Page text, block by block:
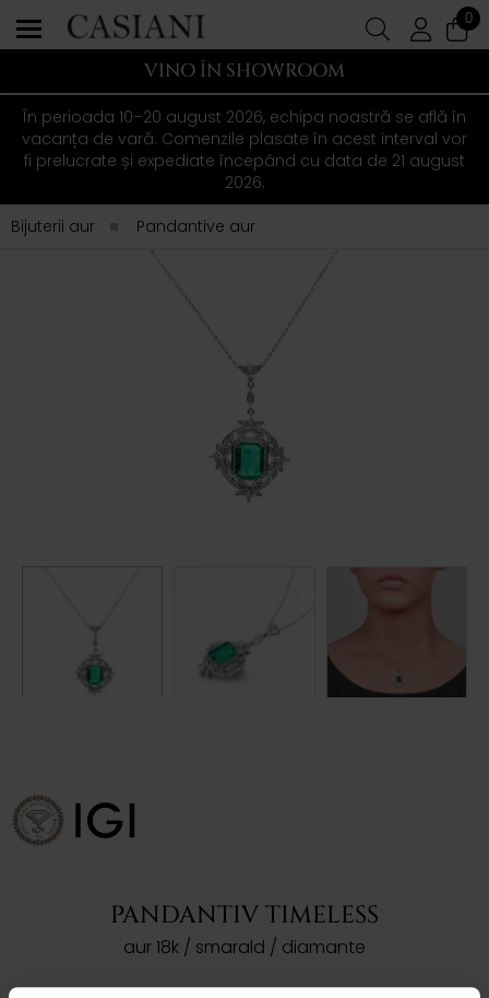
0
VINO ÎN SHOWROOM
În perioada 10–20 august 2026, echipa noastră se află în
vacanța de vară. Comenzile plasate în acest interval vor
fi prelucrate și expediate începând cu data de 21 august
2026.
Bijuterii aur
Pandantive aur
PANDANTIV TIMELESS
aur 18k / smarald / diamante